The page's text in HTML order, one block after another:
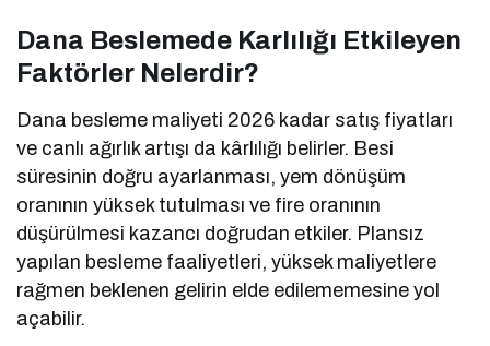
Dana Beslemede Karlılığı Etkileyen
Faktörler Nelerdir?
Dana besleme maliyeti 2026 kadar satış fiyatları
ve canlı ağırlık artışı da kârlılığı belirler. Besi
süresinin doğru ayarlanması, yem dönüşüm
oranının yüksek tutulması ve fire oranının
düşürülmesi kazancı doğrudan etkiler. Plansız
yapılan besleme faaliyetleri, yüksek maliyetlere
rağmen beklenen gelirin elde edilememesine yol
açabilir.